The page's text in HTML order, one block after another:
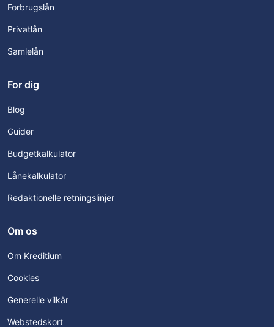
Forbrugslån
Privatlån
Samlelån
For dig
Blog
Guider
Budgetkalkulator
Lånekalkulator
Redaktionelle retningslinjer
Om os
Om Kreditium
Cookies
Generelle vilkår
Webstedskort